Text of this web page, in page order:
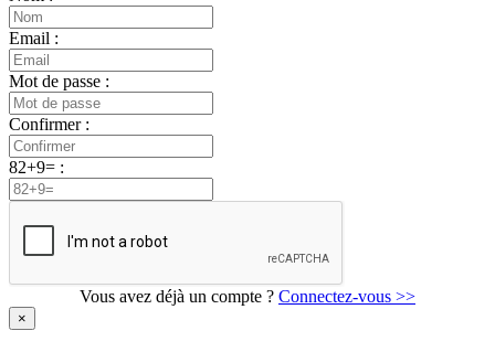
Email :
Mot de passe :
Confirmer :
82+9= :
Vous avez déjà un compte ? Connectez-vous >>
×